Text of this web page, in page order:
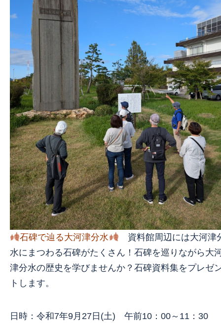
石碑で辿る大河津分水
資料館周辺には大河津
水にまつわる石碑がたくさん！石碑を巡りながら大
津分水の歴史を学びませんか？石碑資料集をプレゼ
トします。
日時：令和7年9月27日(土) 午前10：00～11：30